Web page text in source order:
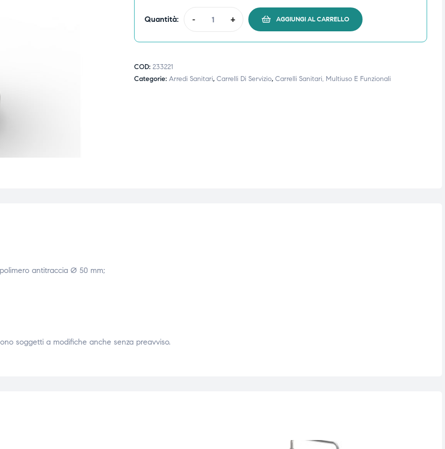
Quantità: - + AGGIUNGI AL CARRELLO
COD: 233221
Categorie: Arredi Sanitari, Carrelli Di Servizio, Carrelli Sanitari, Multiuso E Funzionali
antitraccia Ø 50 mm;
soggetti a modifiche anche senza preavviso.